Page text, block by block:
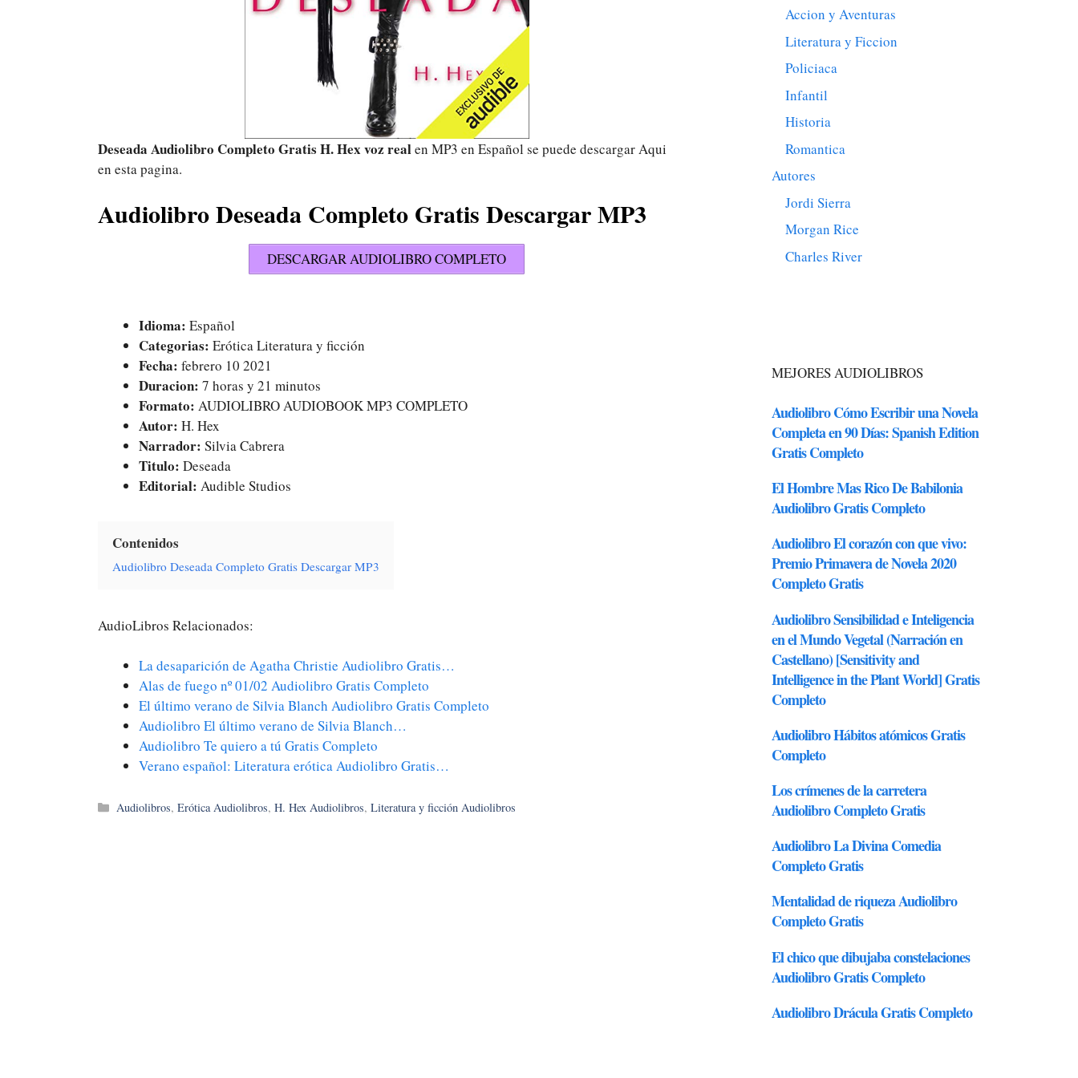
Deseada Audiolibro Completo Gratis H. Hex voz realen MP3 en Español se puede descargar Aqui
en esta pagina.
Audiolibro Deseada Completo Gratis Descargar MP3
DESCARGAR AUDIOLIBRO COMPLETO
Idioma: Español
Categorias: Erótica Literatura y ficción
Fecha: febrero 10 2021
Duracion: 7 horas y 21 minutos
Formato: AUDIOLIBRO AUDIOBOOK MP3 COMPLETO
Autor: H. Hex
Narrador: Silvia Cabrera
Titulo: Deseada
Editorial: Audible Studios
Contenidos
Audiolibro Deseada Completo Gratis Descargar MP3
AudioLibros Relacionados:
La desaparición de Agatha Christie Audiolibro Gratis…
Alas de fuego nº 01/02 Audiolibro Gratis Completo
El último verano de Silvia Blanch Audiolibro Gratis Completo
Audiolibro El último verano de Silvia Blanch…
Audiolibro Te quiero a tú Gratis Completo
Verano español: Literatura erótica Audiolibro Gratis…
Categorías
Audiolibros,Erótica Audiolibros,H. Hex Audiolibros,Literatura y ficción Audiolibros
Accion y Aventuras
Literatura y Ficcion
Policiaca
Infantil
Historia
Romantica
Autores
Jordi Sierra
Morgan Rice
Charles River
MEJORES AUDIOLIBROS